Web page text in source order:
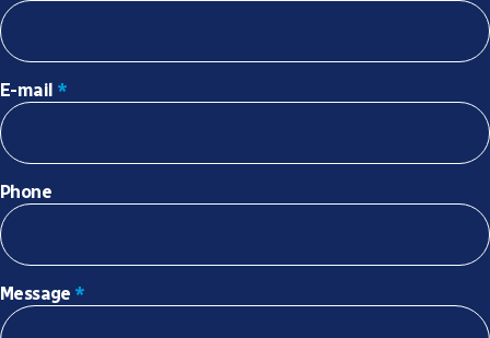
E-mail *
Phone
Message *